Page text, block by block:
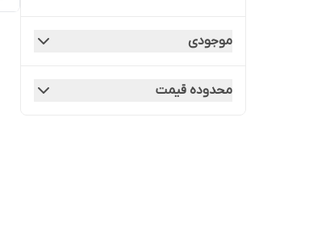
موجودی
محدوده قیمت